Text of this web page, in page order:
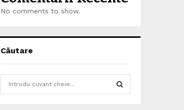
No comments to show.
Căutare